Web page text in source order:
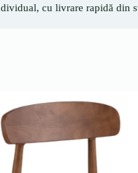
cu livrare rapidă din